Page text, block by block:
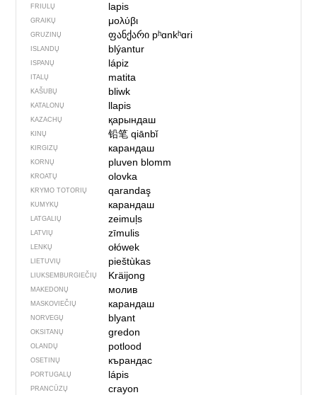
FRIULŲ lapis
GRAIKŲ μολύβι
GRUZINŲ ფანქარი pʰɑnkʰɑri
ISLANDŲ blýantur
ISPANŲ lápiz
ITALŲ matita
KAŠUBŲ bliwk
KATALONŲ llapis
KAZACHŲ қарындаш
KINŲ 铅笔qiānbǐ
KIRGIZŲ карандаш
KORNŲ pluven blomm
KROATŲ olovka
KRYMO TOTORIŲ qarandaş
KUMYKŲ карандаш
LATGALIŲ zeimuļs
LATVIŲ zīmulis
LENKŲ ołówek
LIETUVIŲ pieštùkas
LIUKSEMBURGIEČIŲ Kräijong
MAKEDONŲ молив
MASKOVIEČIŲ карандаш
NORVEGŲ blyant
OKSITANŲ gredon
OLANDŲ potlood
OSETINŲ кърандас
PORTUGALŲ lápis
PRANCŪZŲ crayon